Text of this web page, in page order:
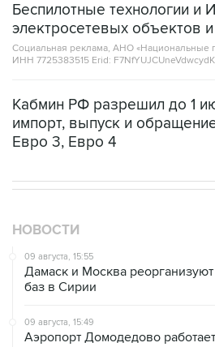
Беспилотные технологии и
электросетевых объектов
Социальная реклама, АНО «Национальные
ИНН 7725383515 Erid:
Кабмин РФ разрешил до 1
импорт, выпуск и
Евро 3, Евро 4
НОВОСТИ
09 августа, 15:55
Дамаск и Москва
баз в Сирии
09 августа, 15:49
Аэропорт Домодедово